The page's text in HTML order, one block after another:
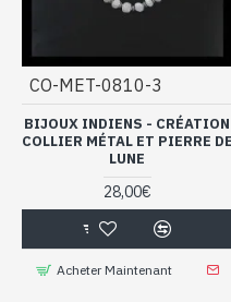
CO-MET-0810-3
BIJOUX INDIENS - CRÉATION
COLLIER MÉTAL ET PIERRE DE
LUNE
28,00€
Acheter Maintenant